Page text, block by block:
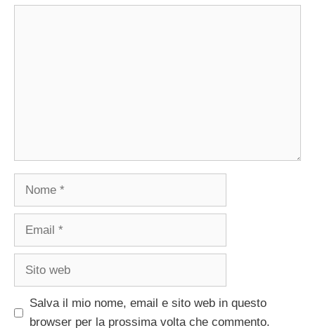
Nome
Email
Sito
Salva il mio nome, email e sito web in questo
browser per la prossima volta che commento.